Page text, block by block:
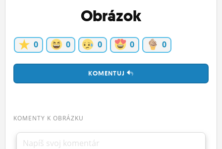
NASTAVENIA
Obrázok
0 0 0 0 0
KOMENTUJ
KOMENTY K OBRÁZKU
Napíš svoj komentár